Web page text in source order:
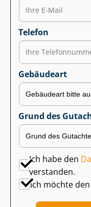
Telefon
Gebäudeart
Grund des
Ich habe den
verstanden.
Ich möchte